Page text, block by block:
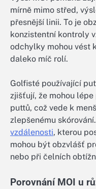
mírně mimo střed,
přesnější linii. To je
konzistentní kontroly
odchylky mohou vést
daleko míč rolí.
Golfisté používající
zjišťují, že mohou
puttů, což vede k
zlepšenému
vzdálenosti, kterou
mohou být obzvlášť
nebo při čelních
Porovnání MOI u